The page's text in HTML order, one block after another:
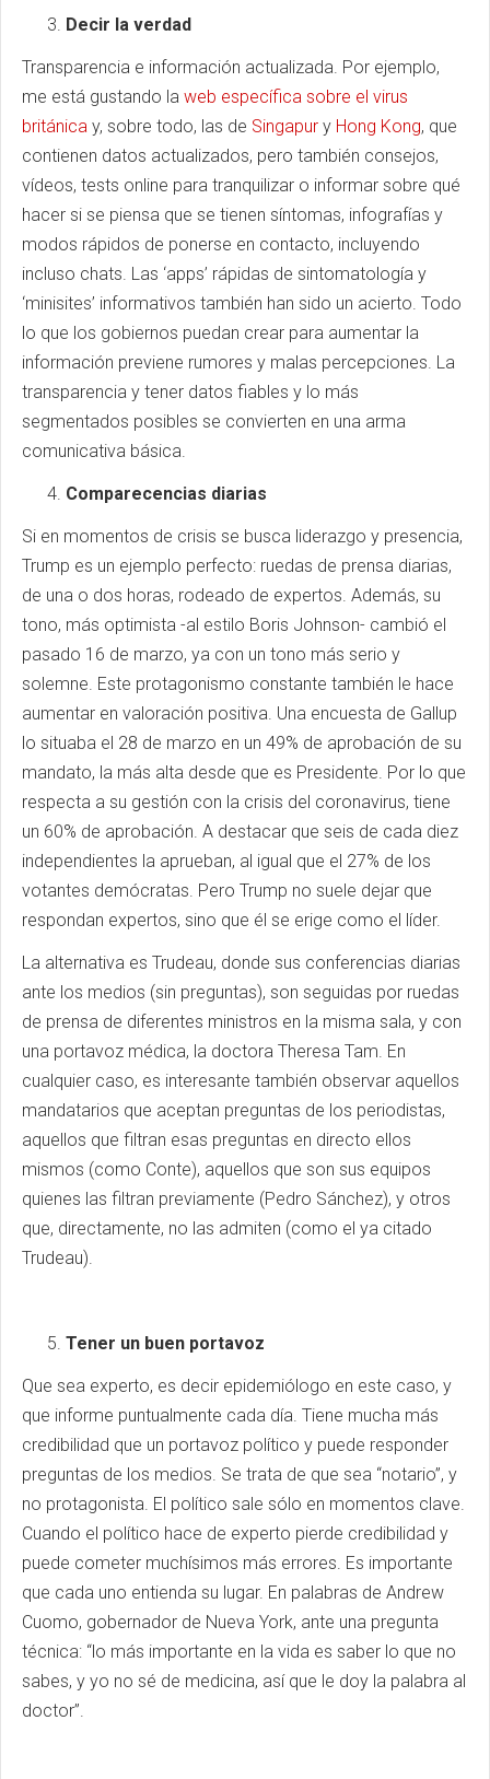
Decir la verdad
Transparencia e información actualizada. Por ejemplo,
me está gustando la web específica sobre el virus
británica y, sobre todo, las de Singapur y Hong Kong, que
contienen datos actualizados, pero también consejos,
vídeos, tests online para tranquilizar o informar sobre qué
hacer si se piensa que se tienen síntomas, infografías y
modos rápidos de ponerse en contacto, incluyendo
incluso chats. Las ‘apps’ rápidas de sintomatología y
‘minisites’ informativos también han sido un acierto. Todo
lo que los gobiernos puedan crear para aumentar la
información previene rumores y malas percepciones. La
transparencia y tener datos fiables y lo más
segmentados posibles se convierten en una arma
comunicativa básica.
Comparecencias diarias
Si en momentos de crisis se busca liderazgo y presencia,
Trump es un ejemplo perfecto: ruedas de prensa diarias,
de una o dos horas, rodeado de expertos. Además, su
tono, más optimista -al estilo Boris Johnson- cambió el
pasado 16 de marzo, ya con un tono más serio y
solemne. Este protagonismo constante también le hace
aumentar en valoración positiva. Una encuesta de Gallup
lo situaba el 28 de marzo en un 49% de aprobación de su
mandato, la más alta desde que es Presidente. Por lo que
respecta a su gestión con la crisis del coronavirus, tiene
un 60% de aprobación. A destacar que seis de cada diez
independientes la aprueban, al igual que el 27% de los
votantes demócratas. Pero Trump no suele dejar que
respondan expertos, sino que él se erige como el líder.
La alternativa es Trudeau, donde sus conferencias diarias
ante los medios (sin preguntas), son seguidas por ruedas
de prensa de diferentes ministros en la misma sala, y con
una portavoz médica, la doctora Theresa Tam. En
cualquier caso, es interesante también observar aquellos
mandatarios que aceptan preguntas de los periodistas,
aquellos que filtran esas preguntas en directo ellos
mismos (como Conte), aquellos que son sus equipos
quienes las filtran previamente (Pedro Sánchez), y otros
que, directamente, no las admiten (como el ya citado
Trudeau).
Tener un buen portavoz
Que sea experto, es decir epidemiólogo en este caso, y
que informe puntualmente cada día. Tiene mucha más
credibilidad que un portavoz político y puede responder
preguntas de los medios. Se trata de que sea “notario”, y
no protagonista. El político sale sólo en momentos clave.
Cuando el político hace de experto pierde credibilidad y
puede cometer muchísimos más errores. Es importante
que cada uno entienda su lugar. En palabras de Andrew
Cuomo, gobernador de Nueva York, ante una pregunta
técnica: “lo más importante en la vida es saber lo que no
sabes, y yo no sé de medicina, así que le doy la palabra al
doctor”.